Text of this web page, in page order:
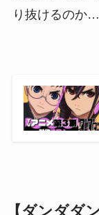
り抜けるのか
【ダンダダ